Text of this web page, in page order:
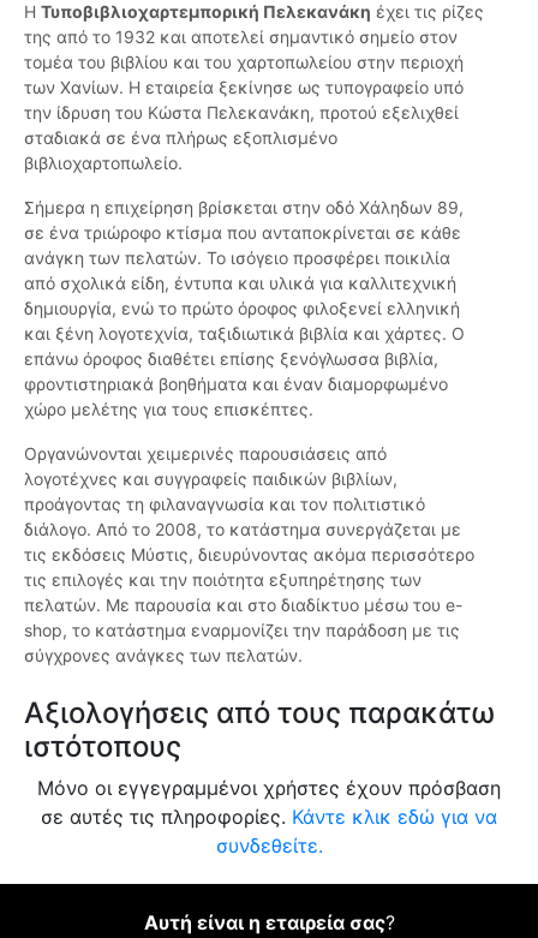
Η Τυποβιβλιοχαρτεμπορική Πελεκανάκη έχει τις ρίζες
της από το 1932 και αποτελεί σημαντικό σημείο στον
τομέα του βιβλίου και του χαρτοπωλείου στην περιοχή
των Χανίων. Η εταιρεία ξεκίνησε ως τυπογραφείο υπό
την ίδρυση του Κώστα Πελεκανάκη, προτού εξελιχθεί
σταδιακά σε ένα πλήρως εξοπλισμένο
βιβλιοχαρτοπωλείο.
Σήμερα η επιχείρηση βρίσκεται στην οδό Χάληδων 89,
σε ένα τριώροφο κτίσμα που ανταποκρίνεται σε κάθε
ανάγκη των πελατών. Το ισόγειο προσφέρει ποικιλία
από σχολικά είδη, έντυπα και υλικά για καλλιτεχνική
δημιουργία, ενώ το πρώτο όροφος φιλοξενεί ελληνική
και ξένη λογοτεχνία, ταξιδιωτικά βιβλία και χάρτες. Ο
επάνω όροφος διαθέτει επίσης ξενόγλωσσα βιβλία,
φροντιστηριακά βοηθήματα και έναν διαμορφωμένο
χώρο μελέτης για τους επισκέπτες.
Οργανώνονται χειμερινές παρουσιάσεις από
λογοτέχνες και συγγραφείς παιδικών βιβλίων,
προάγοντας τη φιλαναγνωσία και τον πολιτιστικό
διάλογο. Από το 2008, το κατάστημα συνεργάζεται με
τις εκδόσεις Μύστις, διευρύνοντας ακόμα περισσότερο
τις επιλογές και την ποιότητα εξυπηρέτησης των
πελατών. Με παρουσία και στο διαδίκτυο μέσω του e-
shop, το κατάστημα εναρμονίζει την παράδοση με τις
σύγχρονες ανάγκες των πελατών.
Αξιολογήσεις από τους παρακάτω
ιστότοπους
Μόνο οι εγγεγραμμένοι χρήστες έχουν πρόσβαση
σε αυτές τις πληροφορίες. Κάντε κλικ εδώ για να
συνδεθείτε.
Αυτή είναι η εταιρεία σας?